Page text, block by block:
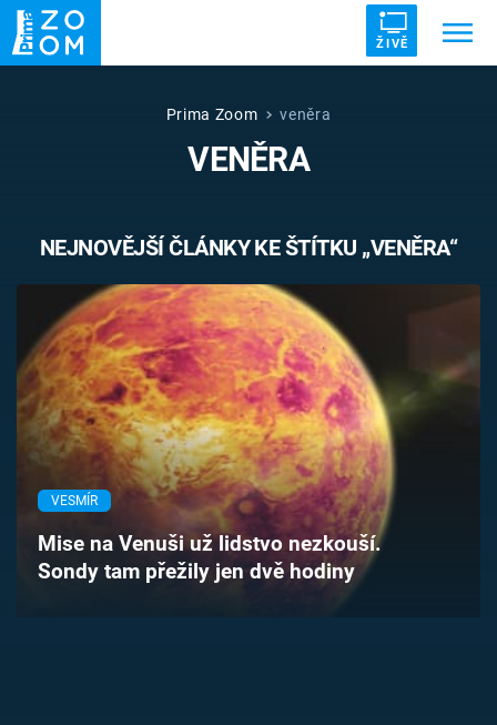
ŽIVĚ
UFO DRUHÁ SVĚTOVÁ VÁLKA
VETŘELCI DÁVNOVĚKU
Témata
Témata
Pořady
TV Program
Časopis
Sledujte prima+
Prima Zoom veněra
VENĚRA
NEJNOVĚJŠÍ ČLÁNKY KE ŠTÍTKU „VENĚRA“
VESMÍR
Mise na Venuši už lidstvo nezkouší.
Sondy tam přežily jen dvě hodiny